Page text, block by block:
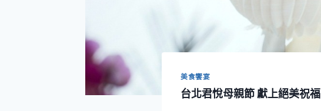
美食饗宴
台北君悅母親節 獻上絕美祝福